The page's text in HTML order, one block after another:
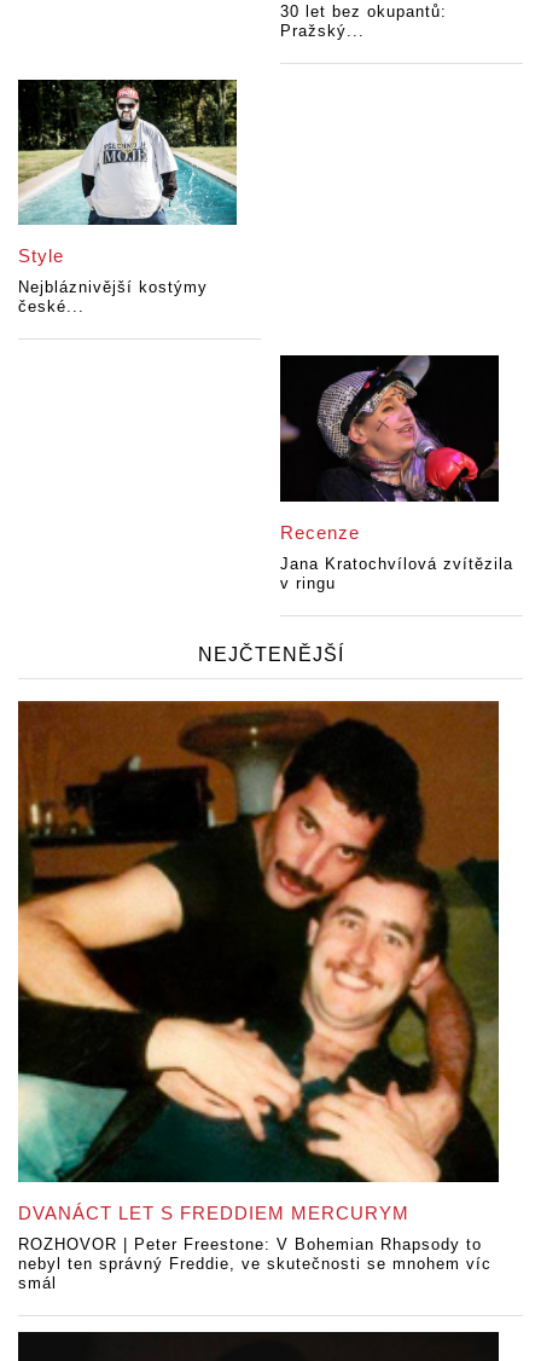
30 let bez okupantů:
Pražský...
Style
Nejbláznivější kostýmy
české...
Recenze
Jana Kratochvílová zvítězila
v ringu
NEJČTENĚJŠÍ
DVANÁCT LET S FREDDIEM MERCURYM
ROZHOVOR | Peter Freestone: V Bohemian Rhapsody to
nebyl ten správný Freddie, ve skutečnosti se mnohem víc
smál